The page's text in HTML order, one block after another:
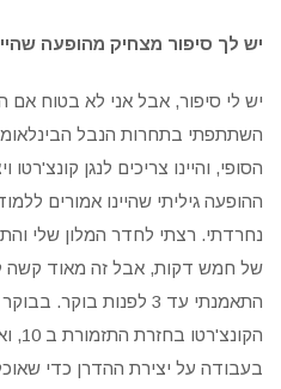
יש לך סיפור מצחיק מהופעה
השתתפתי בתחרות הנבל
הסופי, והיינו צריכים לנגן
ההופעה גיליתי שהיינו אמורים
נחרדתי. רצתי לחדר המלון שלי
של חמש דקות, אבל זה מאוד קשה
בעבודה על יצירת ההדרן כדי